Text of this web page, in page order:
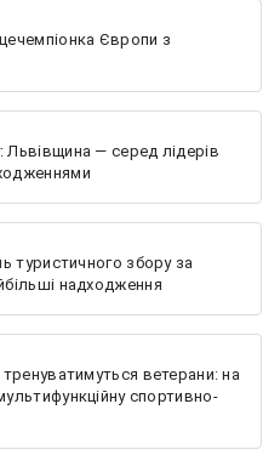
Європи з
— серед лідерів
туристичного збору за
надходження
тренуватимуться ветерани: на
спортивно-